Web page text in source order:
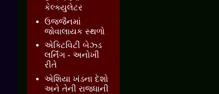
કેલ્ક્યુલેટર
ઉજ્જૈનમાં
જોવાલાયક સ્થળો
એક્ટિવિટી બેઝ્ડ
લર્નિંગ - અનોખી
રીતે
એશિયા ખંડના દેશો
અને તેની રાજધાની